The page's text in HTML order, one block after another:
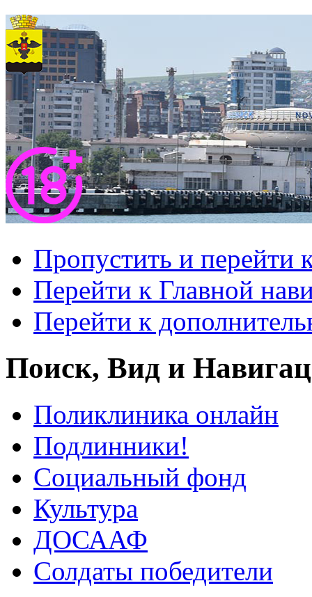
Пропустить и перейти
Перейти к Главной
Перейти к
Поиск, Вид и
Поликлиника онлайн
Подлинники!
Социальный фонд
Культура
ДОСААФ
Солдаты победители